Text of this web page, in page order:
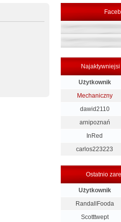
Użytkownik
Mechaniczny
dawid2110
arnipoznań
InRed
carlos223223
Ostatnio
Użytkownik
RandallFooda
Scotttwept